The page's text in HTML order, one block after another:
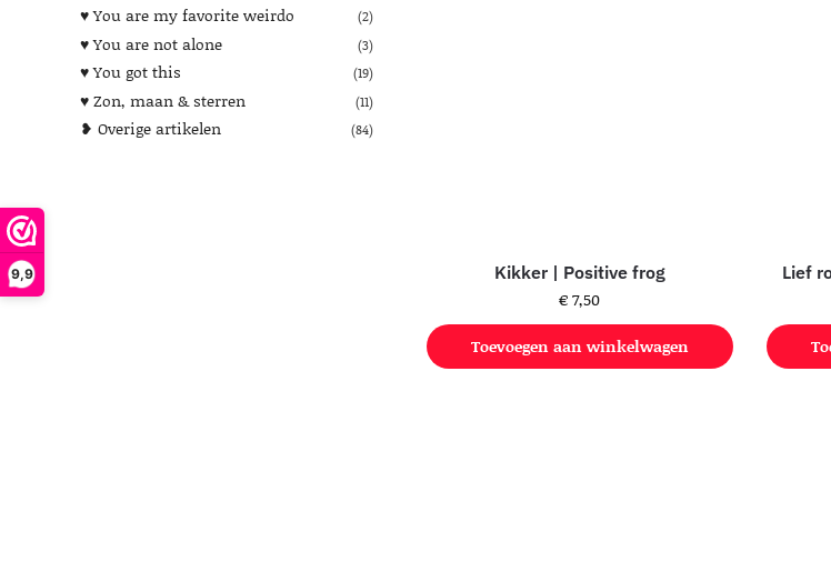
9,9 Kikker | Positive frog
€7,50
Toevoegen aan winkelwagen
Lief
♥︎ You are my favorite weirdo (2)
♥︎ You are not alone (3)
♥︎ You got this (19)
♥︎ Zon, maan & sterren (11)
❥ Overige artikelen (84)